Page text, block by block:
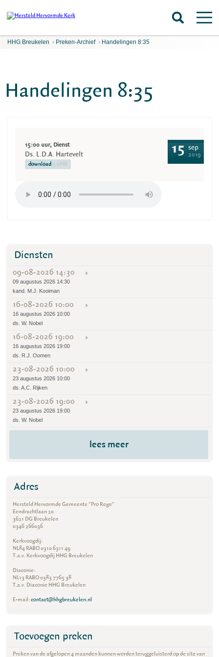
HHG Breukelen › Preken-Archief › Handelingen 8:35
Handelingen 8:35
15:00 uur, Dienst
Ds. L.D.A. Hartevelt
download7.0MB
15 sep
2019
Diensten
09-08-2026 14:30
09 augustus 2026 14:30
kand. M.J. Kooiman
16-08-2026 10:00
16 augustus 2026 10:00
ds. W. Nobel
16-08-2026 19:00
16 augustus 2026 19:00
ds. R.J. Oomen
23-08-2026 10:00
23 augustus 2026 10:00
ds. A.C. Rijken
23-08-2026 19:00
23 augustus 2026 19:00
ds. W. Nobel
lees meer
Adres
Hersteld Hervormde Gemeente "Pro Rege"
Eendrachtlaan 20
3621 DG Breukelen
0346 266036
Kerkvoogdij:
NL84 RABO 0310 6311 49
T.a.v. Kerkvoogdij HHG Breukelen
Diaconie:
NL13 RABO 0383 7765 38
T.a.v. Diaconie HHG Breukelen
E-mail:contact@hhgbreukelen.nl
Toevoegen preken
Preken van de afgelopen 4 maanden kunnen worden teruggeluisterd op de site van